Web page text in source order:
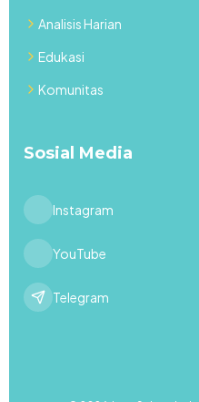
Analisis Harian
Edukasi
Komunitas
Sosial Media
Instagram
YouTube
Telegram